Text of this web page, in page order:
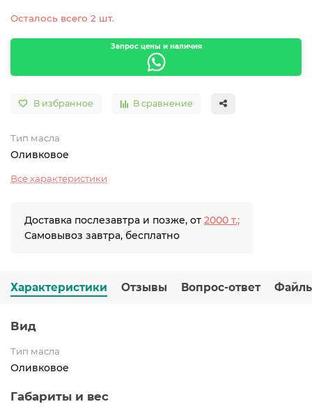
Осталось всего 2 шт.
Запрос цены и наличия
В избранное В сравнение
Тип масла
Оливковое
Все характеристики
Доставка послезавтра и позже, от 2000 т.;
Самовывоз завтра, бесплатно
Характеристики Отзывы Вопрос-ответ
Вид
Тип масла
Оливковое
Габариты и вес